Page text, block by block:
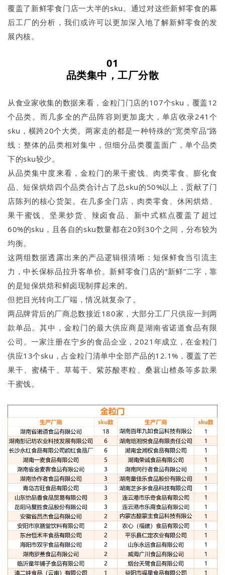
覆盖了新鲜零食门店一大半的sku。通过对这些新鲜零食的幕
后工厂的分析，我们或许可以更加深入地了解新鲜零食的发
展内核。
01
品类集中，工厂分散
从食业家收集的数据来看，金粒门门店的107个sku，覆盖12
个品类。而几多全的产品阵容则更加庞大，单店收录241个
sku，横跨20个大类。两家走的都是一种特殊的“宽类窄品”路
线：整体的品类相对集中，但细分品类覆盖面广，单个品类
下的sku较少。
从品类集中度来看，金粒门的果干蜜饯、肉类零食、膨化食
品、短保烘焙四个品类合计占了总sku的50%以上，贡献了门
店陈列的核心货架。在几多全门店，肉类零食、休闲烘焙、
果干蜜饯、坚果炒货、辣卤食品、新中式糕点覆盖了超过
60%的sku，且各自的sku数量都在20到30个之间，分布较为
均衡。
这两组数据透露出来的产品逻辑很清晰：短保鲜食当引流主
力，中长保标品拉升客单价。新鲜零食门店的“新鲜”二字，靠
的是短保烘焙和鲜卤现制撑起来的。
但把目光转向工厂端，情况就复杂了。
两品牌背后的厂商总数接近180家，大部分工厂只供应一到两
款单品。其中，金粒门的最大供应商是湖南省诺道食品有限
公司。一家注册在宁乡的食品企业，2021年成立，在金粒门
供应13个sku，占金粒门清单中全部产品的12.1%，覆盖了芒
果干、蜜橘干、草莓干、紫苏酸枣粒、桑葚山楂条等多款果
干蜜饯。